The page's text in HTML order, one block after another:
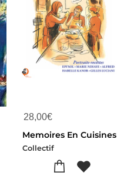
28,00€
Memoires En Cuisines
Collectif